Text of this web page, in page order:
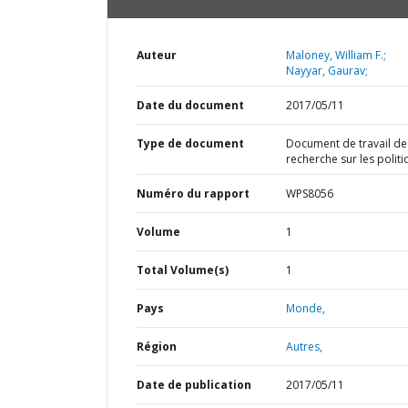
Auteur
Maloney, William F.;
Nayyar, Gaurav;
Date du document 2017/05/11
Type de document
Document de travail de
recherche sur les
Numéro du rapport WPS8056
Volume 1
Total Volume(s) 1
Pays Monde,
Région Autres,
Date de publication 2017/05/11